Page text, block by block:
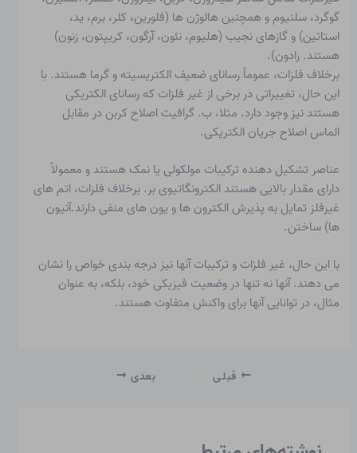
گوگرد، سلنیوم و همچنین هالوژن ها (فلورین، کلر، برم، ید،
استاتین) و گازهای نجیب (هلیوم، نئون، آرگون، کریپتون، زنون)
هستند. رادون).
برخلاف فلزات، عموماً رسانای ضعیف الکتریسیته و گرما هستند. با
این حال، تغییراتی در برخی از غیر فلزات که رسانای الکتریکی
هستند نیز وجود دارد. مثلا، ب. گرافیت اصلاح کربن در مقابل
الماس اصلاح جریان الکتریکی.
عناصر تشکیل دهنده ترکیبات مولکولی یا نمک هستند و معمولاً
دارای مقدار بالایی هستندالکترونگاتیوی بر. برخلاف فلزات، اتم های
غیرفلز تمایل به پذیرش الکترون ها و یون های منفی دارند.آنیون
ها) ساختن.
با این حال، غیر فلزات و ترکیبات آنها نیز درجه بندی خواص را نشان
می دهند. آنها نه تنها در وضعیت فیزیکی خود، بلکه، به عنوان
مثال، در توانایی آنها برای واکنش متفاوت هستند.
قبلی بعدی